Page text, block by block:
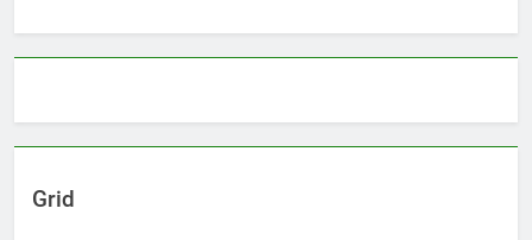
Grid